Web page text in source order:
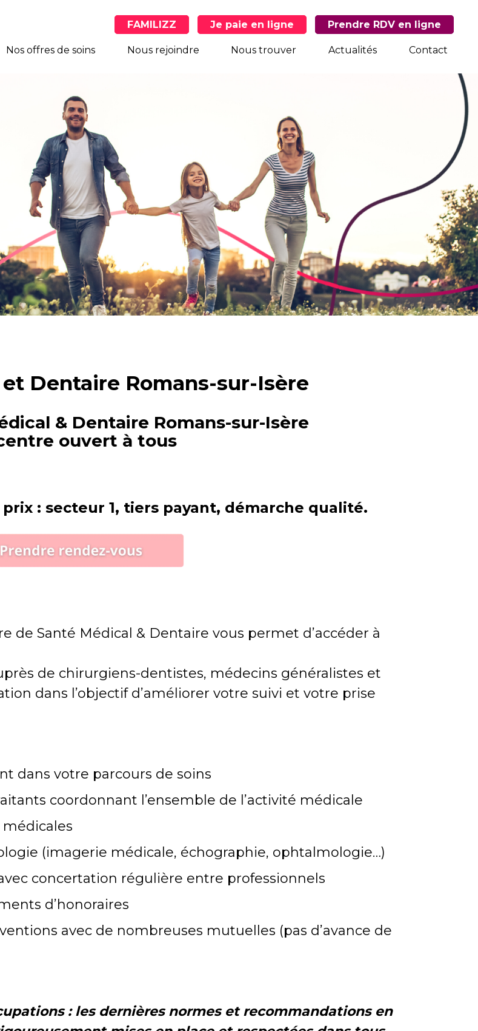
FAMILIZZ Je paie en ligne Prendre RDV en ligne
Nos offres de soins Nous rejoindre Nous trouver Actualités Contact
Dentaire Romans-sur-Isère
& Dentaire Romans-sur-Isère
ouvert à tous
: secteur 1, tiers payant, démarche qualité.
de Santé Médical & Dentaire vous permet d’accéder à
de chirurgiens-dentistes, médecins généralistes et
dans l’objectif d’améliorer votre suivi et votre prise
dans votre parcours de soins
coordonnant l’ensemble de l’activité médicale
(imagerie médicale, échographie, ophtalmologie…)
concertation régulière entre professionnels
d’honoraires
avec de nombreuses mutuelles (pas d’avance de
: les dernières normes et recommandations en